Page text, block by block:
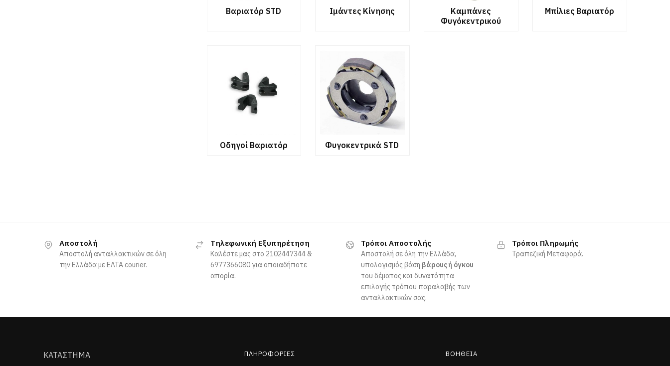
Βαριατόρ STD Ιμάντες Κίνησης
Καμπάνες
Φυγόκεντρικού
Μπίλιες Βαριατόρ
Οδηγοί Βαριατόρ Φυγοκεντρικά STD
Αποστολή
Αποστολή ανταλλακτικών σε όλη
την Ελλάδα με ΕΛΤΑ courier.
Τηλεφωνική Εξυπηρέτηση
Καλέστε μας στο 2102447344 &
6977366080 για οποιαδήποτε
απορία.
Τρόποι Αποστολής
Αποστολή σε όλη την Ελλάδα,
υπολογισμός βάση βάρουςή όγκου
του δέματος και δυνατότητα
επιλογής τρόπου παραλαβής των
ανταλλακτικών σας.
Τρόποι Πληρωμής
Τραπεζική Μεταφορά.
ΚΑΤΑΣΤΗΜΑ ΠΛΗΡΟΦΟΡΊΕΣ ΒΟΉΘΕΙΑ